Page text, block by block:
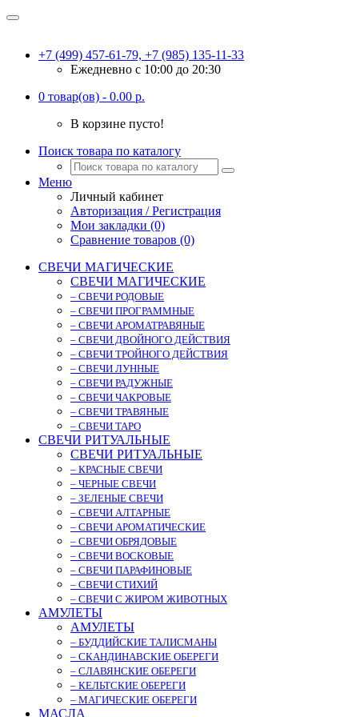
+7 (499) 457-61-79, +7 (985) 135-11-33
Ежедневно c 10:00 до 20:30
0 товар(ов) - 0.00 р.
В корзине пусто!
Поиск товара по каталогу
Меню
Личный кабинет
Авторизация / Регистрация
Мои закладки (0)
Сравнение товаров (0)
СВЕЧИ МАГИЧЕСКИЕ
СВЕЧИ МАГИЧЕСКИЕ
– СВЕЧИ РОДОВЫЕ
– СВЕЧИ ПРОГРАММНЫЕ
– СВЕЧИ АРОМАТРАВЯНЫЕ
– СВЕЧИ ДВОЙНОГО ДЕЙСТВИЯ
– СВЕЧИ ТРОЙНОГО ДЕЙСТВИЯ
– СВЕЧИ ЛУННЫЕ
– СВЕЧИ РАДУЖНЫЕ
– СВЕЧИ ЧАКРОВЫЕ
– СВЕЧИ ТРАВЯНЫЕ
– СВЕЧИ ТАРО
СВЕЧИ РИТУАЛЬНЫЕ
СВЕЧИ РИТУАЛЬНЫЕ
– КРАСНЫЕ СВЕЧИ
– ЧЕРНЫЕ СВЕЧИ
– ЗЕЛЕНЫЕ СВЕЧИ
– СВЕЧИ АЛТАРНЫЕ
– СВЕЧИ АРОМАТИЧЕСКИЕ
– СВЕЧИ ОБРЯДОВЫЕ
– СВЕЧИ ВОСКОВЫЕ
– СВЕЧИ ПАРАФИНОВЫЕ
– СВЕЧИ СТИХИЙ
– СВЕЧИ С ЖИРОМ ЖИВОТНЫХ
АМУЛЕТЫ
АМУЛЕТЫ
– БУДДИЙСКИЕ ТАЛИСМАНЫ
– СКАНДИНАВСКИЕ ОБЕРЕГИ
– СЛАВЯНСКИЕ ОБЕРЕГИ
– КЕЛЬТСКИЕ ОБЕРЕГИ
– МАГИЧЕСКИЕ ОБЕРЕГИ
МАСЛА